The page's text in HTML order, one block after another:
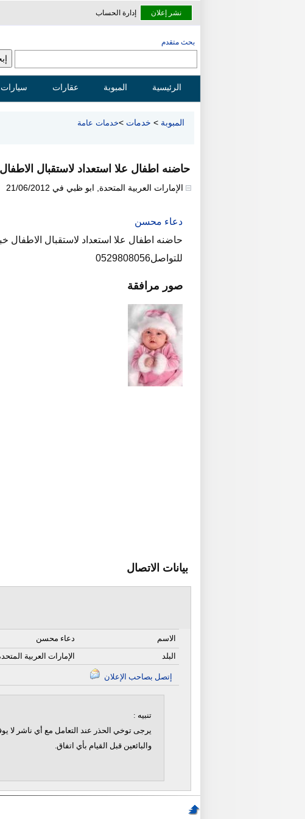
نشر إعلان إدارة الحساب
بحث متقدم
الرئيسية المبوبة عقارات سيارات
المبوبة > خدمات >خدمات عامة
حاضنه اطفال علا استعداد لاستقبال الاطفال
الإمارات العربية المتحدة ابو ظبي في 21/06/2012
دعاء محسن
حاضنه اطفال علا استعداد لاستقبال
للتواصل0529808056
صور مرافقة
بيانات الاتصال
دعاء محسن
الاسم
الإمارات العربية
البلد
تنبيه :
يرجى توخي الحذر عند التعامل مع أي ناشر لا
والبائعين قبل القيام بأي اتفاق.